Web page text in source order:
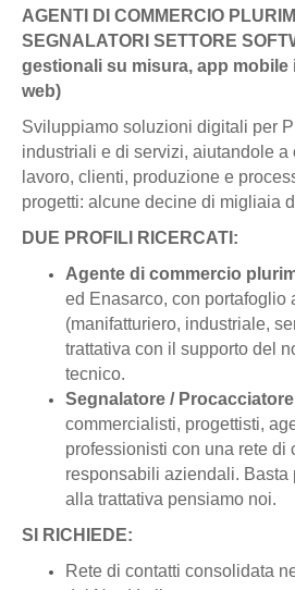
AGENTI DI COMMERCIO
SEGNALATORI SETTORE
gestionali su misura, app mobile
web)
Sviluppiamo soluzioni digitali per
industriali e di servizi, aiutandole
lavoro, clienti, produzione e
progetti: alcune decine di migliaia
DUE PROFILI RICERCATI:
Agente di commercio
ed Enasarco, con portafoglio
(manifatturiero, industriale,
trattativa con il supporto del
tecnico.
Segnalatore /
commercialisti, progettisti,
professionisti con una rete di
responsabili aziendali. Basta
alla trattativa pensiamo noi.
SI RICHIEDE:
Rete di contatti consolidata